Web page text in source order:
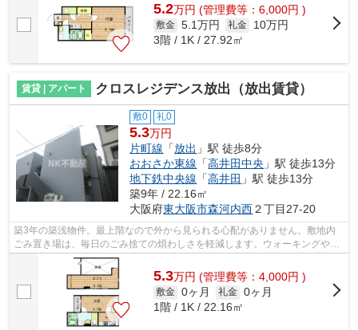
5.2万円 (管理費等：6,000円 )
敷金 5.1万円 礼金
10万円
3階 / 1K / 27.92㎡
賃貸 | アパート クロスレジデンス放出（放出賃貸）
敷0 礼0
5.3万円
片町線 「放出 」駅 徒歩8分
おおさか東線 「高井田中央 」駅 徒歩13分
地下鉄中央線 「高井田 」駅 徒歩13分
築9年 / 22.16㎡
大阪府東大阪市森河内西２丁目27-20
築3年の築浅物件。最上階なので外から見られる心配がありません。敷地内
ごみ置き場は、毎日のごみ捨ての煩わしさを軽減します。ウォーキングやラ
ンニングが趣味の方に住んでもらいたい...
5.3万円 (管理費等：4,000円 )
敷金 0ヶ月 礼金 0ヶ月
1階 / 1K / 22.16㎡